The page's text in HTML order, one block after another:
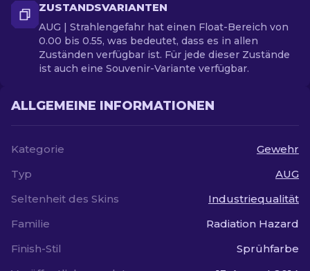
ZUSTANDSVARIANTEN
AUG | Strahlengefahr hat einen Float-Bereich von
0.00 bis 0.55, was bedeutet, dass es in allen
Zuständen verfügbar ist. Für jede dieser Zustände
ist auch eine Souvenir-Variante verfügbar.
ALLGEMEINE INFORMATIONEN
Kategorie
Gewehr
Typ
AUG
Seltenheit des Skins
Industriequalität
Familie
Radiation Hazard
Finish-Stil
Sprühfarbe